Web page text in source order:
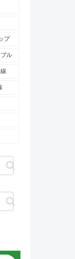
プ
ル